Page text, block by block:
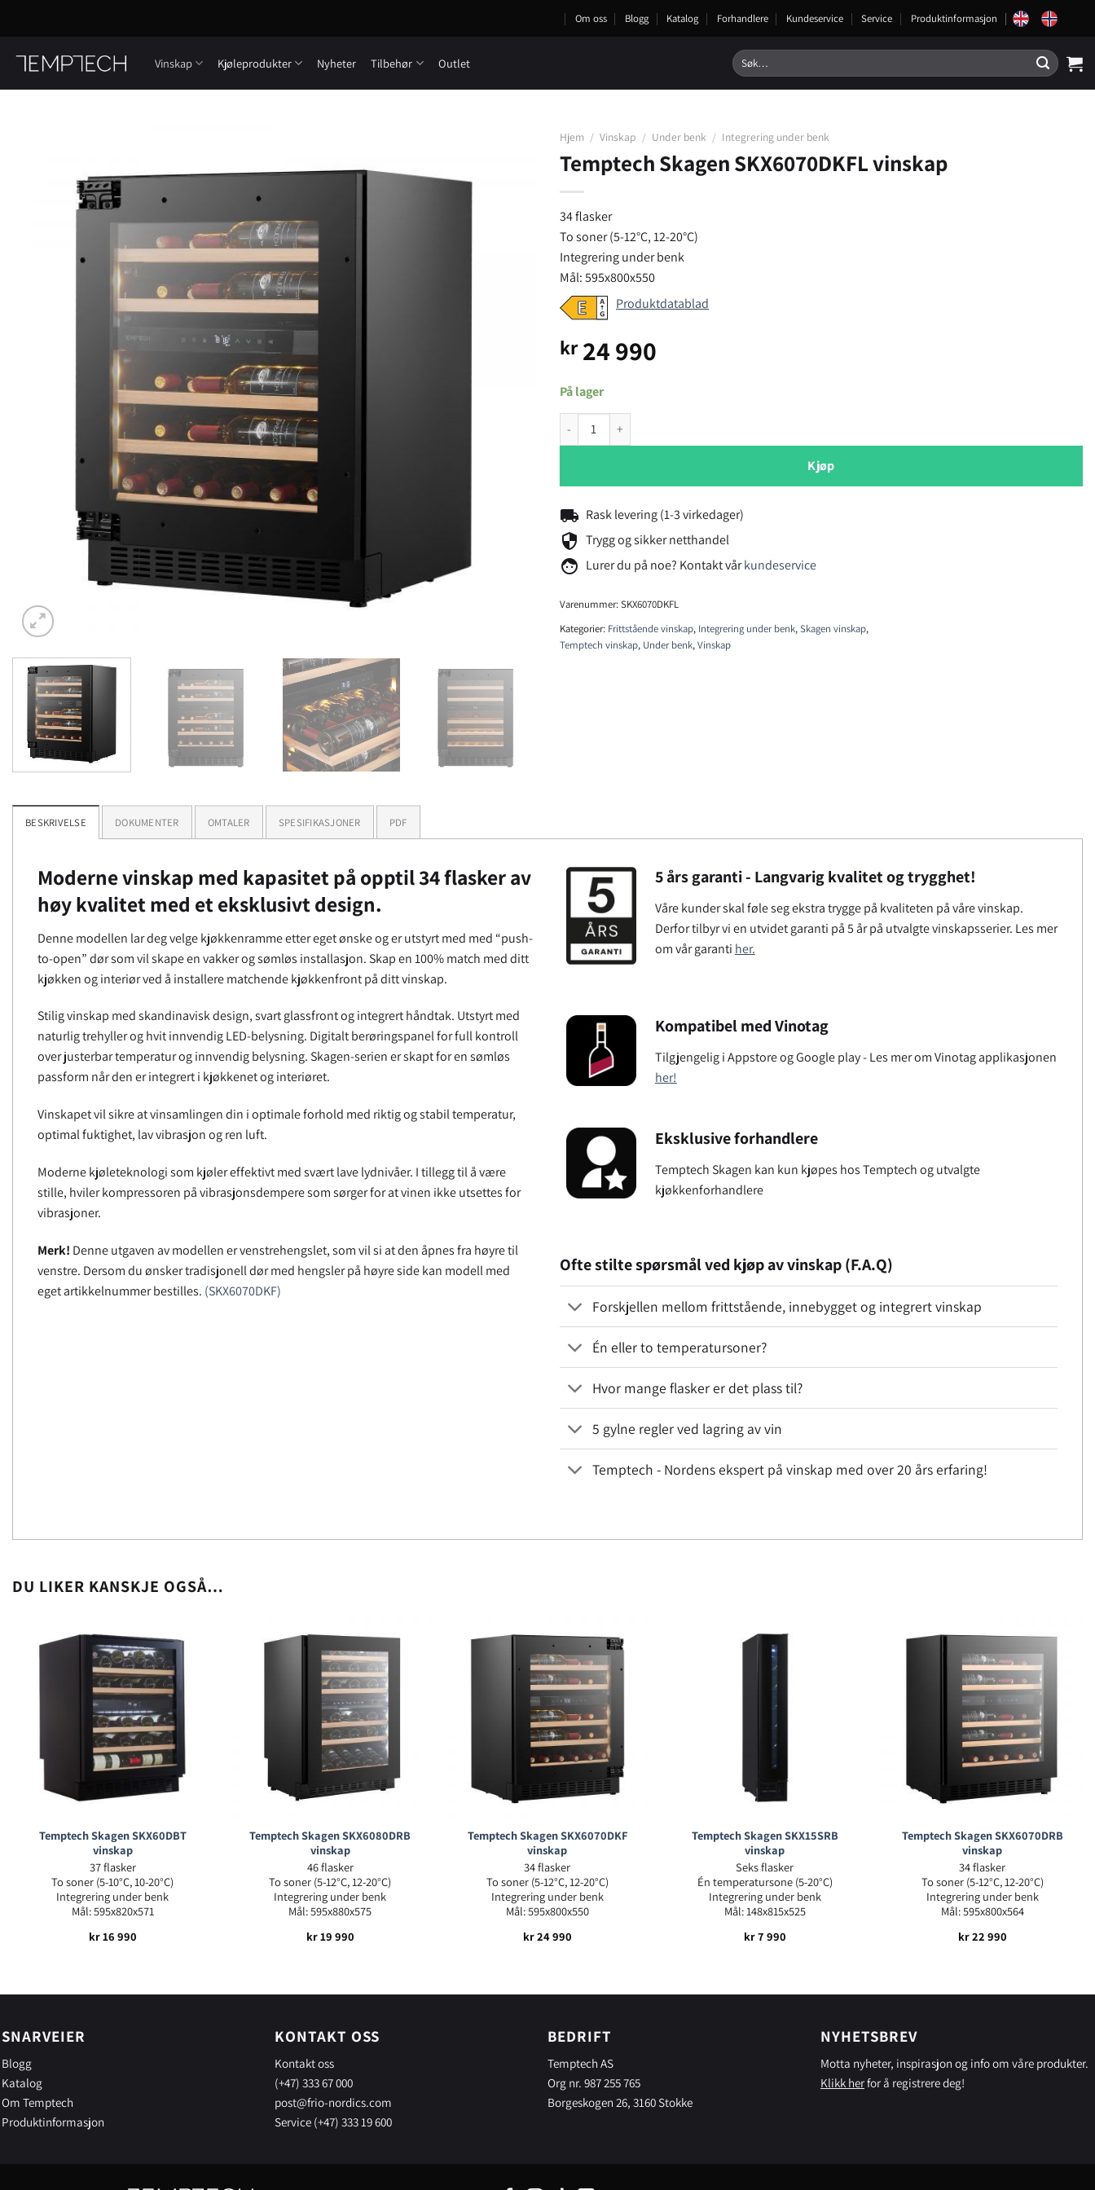
Om oss Blogg Katalog Forhandlere Kundeservice Service Produktinformasjon
Vinskap Kjøleprodukter Nyheter Tilbehør Outlet
Søk
etter:
Hjem / Vinskap / Under benk / Integrering under benk
Temptech Skagen SKX6070DKFL vinskap
34 flasker
To soner (5-12°C, 12-20°C)
Integrering under benk
Mål: 595x800x550
Produktdatablad
kr24 990
På lager
Temptech Skagen SKX6070DKFL vinskap antall
Kjøp
local_shipping Rask levering (1-3 virkedager)
security Trygg og sikker netthandel
face Lurer du på noe? Kontakt vårkundeservice
Varenummer:SKX6070DKFL
Kategorier: Frittstående vinskap, Integrering under benk,Skagen vinskap,
Temptech vinskap, Under benk,Vinskap
BESKRIVELSE DOKUMENTER OMTALER SPESIFIKASJONER PDF
Moderne vinskap med kapasitet på opptil 34 flasker av
høy kvalitet med et eksklusivt design.
Denne modellen lar deg velge kjøkkenramme etter eget ønske og er utstyrt med med “push-
to-open” dør som vil skape en vakker og sømløs installasjon. Skap en 100% match med ditt
kjøkken og interiør ved å installere matchende kjøkkenfront på ditt vinskap.
Stilig vinskap med skandinavisk design, svart glassfront og integrert håndtak. Utstyrt med
naturlig trehyller og hvit innvendig LED-belysning. Digitalt berøringspanel for full kontroll
over justerbar temperatur og innvendig belysning. Skagen-serien er skapt for en sømløs
passform når den er integrert i kjøkkenet og interiøret.
Vinskapet vil sikre at vinsamlingen din i optimale forhold med riktig og stabil temperatur,
optimal fuktighet, lav vibrasjon og ren luft.
Moderne kjøleteknologi som kjøler effektivt med svært lave lydnivåer. I tillegg til å være
stille, hviler kompressoren på vibrasjonsdempere som sørger for at vinen ikke utsettes for
vibrasjoner.
Merk! Denne utgaven av modellen er venstrehengslet, som vil si at den åpnes fra høyre til
venstre. Dersom du ønsker tradisjonell dør med hengsler på høyre side kan modell med
eget artikkelnummer bestilles. (SKX6070DKF)
5 års garanti - Langvarig kvalitet og trygghet!
Våre kunder skal føle seg ekstra trygge på kvaliteten på våre vinskap.
Derfor tilbyr vi en utvidet garanti på 5 år på utvalgte vinskapsserier. Les mer
om vår garanti her.
Kompatibel med Vinotag
Tilgjengelig i Appstore og Google play - Les mer om Vinotag applikasjonen
her!
Eksklusive forhandlere
Temptech Skagen kan kun kjøpes hos Temptech og utvalgte
kjøkkenforhandlere
Ofte stilte spørsmål ved kjøp av vinskap (F.A.Q)
Forskjellen mellom frittstående, innebygget og integrert vinskap
Én eller to temperatursoner?
Hvor mange flasker er det plass til?
5 gylne regler ved lagring av vin
Temptech - Nordens ekspert på vinskap med over 20 års erfaring!
DU LIKER KANSKJE OGSÅ…
Temptech Skagen SKX60DBT
vinskap
37 flasker
To soner (5-10°C, 10-20°C)
Integrering under benk
Mål: 595x820x571
kr16 990
Temptech Skagen SKX6080DRB
vinskap
46 flasker
To soner (5-12°C, 12-20°C)
Integrering under benk
Mål: 595x880x575
kr19 990
Temptech Skagen SKX6070DKF
vinskap
34 flasker
To soner (5-12°C, 12-20°C)
Integrering under benk
Mål: 595x800x550
kr24 990
Temptech Skagen SKX15SRB
vinskap
Seks flasker
Én temperatursone (5-20°C)
Integrering under benk
Mål: 148x815x525
kr7 990
Temptech Skagen SKX6070DRB
vinskap
34 flasker
To soner (5-12°C, 12-20°C)
Integrering under benk
Mål: 595x800x564
kr22 990
SNARVEIER
Blogg
Katalog
Om Temptech
Produktinformasjon
KONTAKT OSS
Kontakt oss
(+47) 333 67 000
post@frio-nordics.com
Service (+47) 333 19 600
BEDRIFT
Temptech AS
Org nr. 987 255 765
Borgeskogen 26, 3160 Stokke
NYHETSBREV
Motta nyheter, inspirasjon og info om våre produkter.
Klikk herfor å registrere deg!